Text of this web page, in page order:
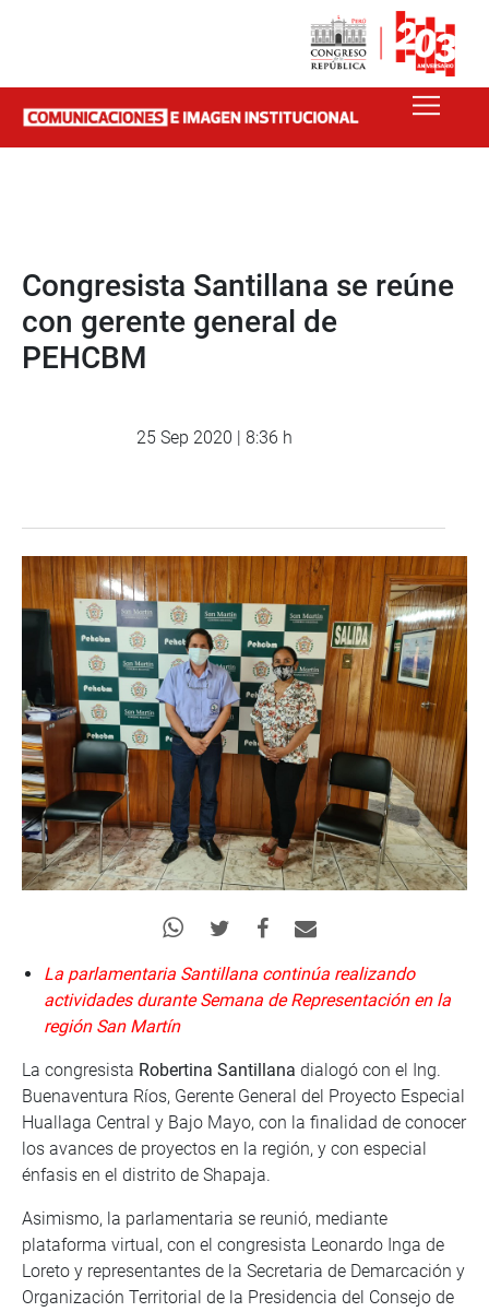
Congresista Santillana se reúne
con gerente general de
PEHCBM
25 Sep 2020 | 8:36 h
La parlamentaria Santillana continúa realizando
actividades durante Semana de Representación en la
región San Martín
La congresista Robertina Santillana dialogó con el Ing.
Buenaventura Ríos, Gerente General del Proyecto Especial
Huallaga Central y Bajo Mayo, con la finalidad de conocer
los avances de proyectos en la región, y con especial
énfasis en el distrito de Shapaja.
Asimismo, la parlamentaria se reunió, mediante
plataforma virtual, con el congresista Leonardo Inga de
Loreto y representantes de la Secretaria de Demarcación y
Organización Territorial de la Presidencia del Consejo de